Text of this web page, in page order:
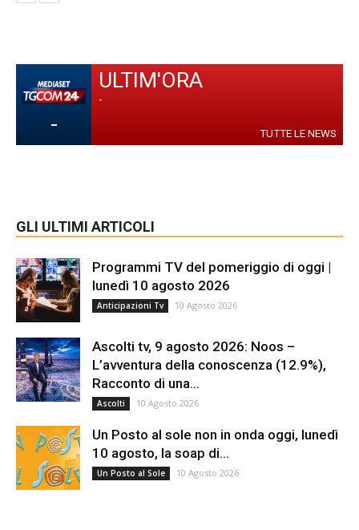
-
ULTIM'ORA
-
TUTTE LE NEWS
GLI ULTIMI ARTICOLI
Programmi TV del pomeriggio di oggi |
lunedì 10 agosto 2026
Anticipazioni Tv 10 Agosto 2026
Ascolti tv, 9 agosto 2026: Noos –
L’avventura della conoscenza (12.9%),
Racconto di una...
Ascolti 10 Agosto 2026
Un Posto al sole non in onda oggi, lunedì
10 agosto, la soap di...
Un Posto al Sole 10 Agosto 2026